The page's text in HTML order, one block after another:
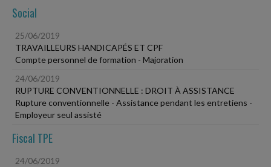
Social
25/06/2019
TRAVAILLEURS HANDICAPÉS ET CPF
Compte personnel de formation - Majoration
24/06/2019
RUPTURE CONVENTIONNELLE : DROIT À ASSISTANCE
Rupture conventionnelle - Assistance pendant les entretiens -
Employeur seul assisté
Fiscal TPE
24/06/2019